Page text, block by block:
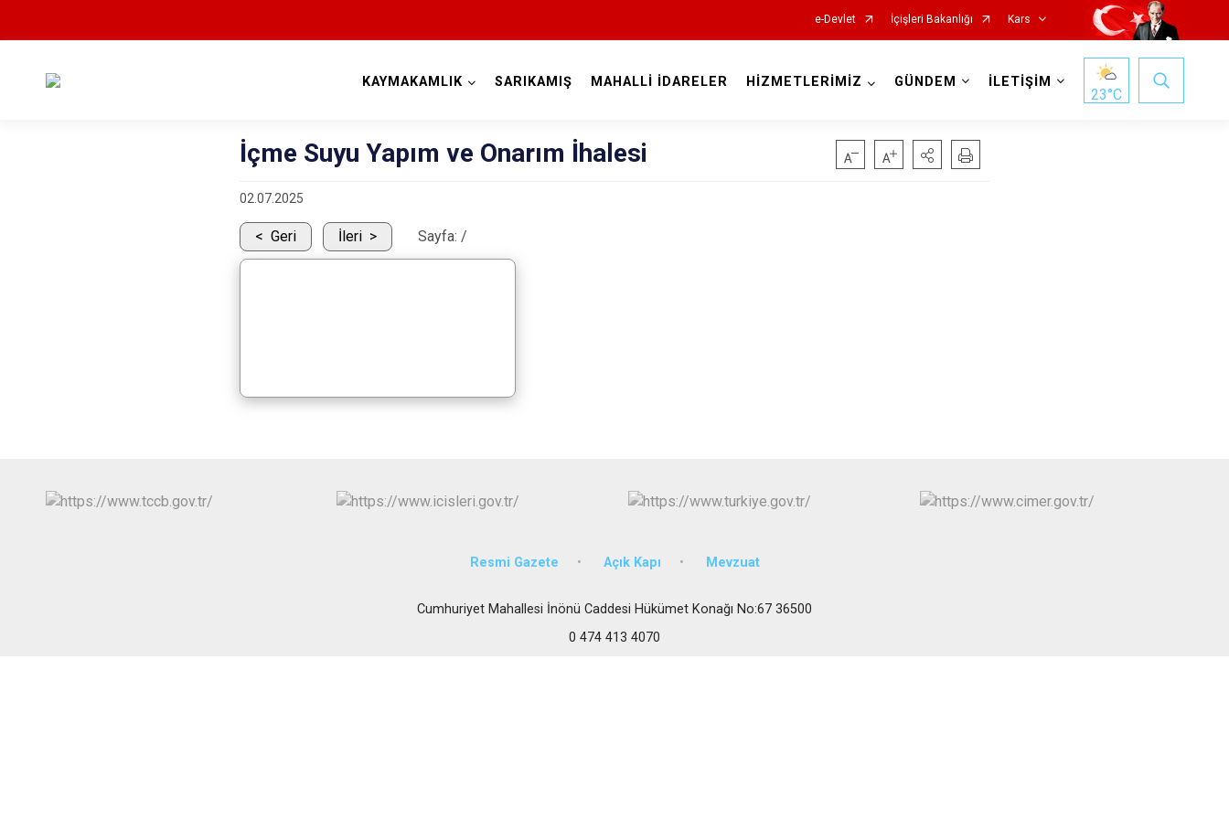
e-Devlet İçişleri Bakanlığı Kars
KAYMAKAMLIK SARIKAMIŞ MAHALLİ İDARELER HİZMETLERİMİZ GÜNDEM İLETİŞİM
23°C
İçme Suyu Yapım ve Onarım İhalesi
02.07.2025
Geri İleri Sayfa: /
Resmi Gazete Açık Kapı Mevzuat
Cumhuriyet Mahallesi İnönü Caddesi Hükümet Konağı No:67 36500
0 474 413 4070